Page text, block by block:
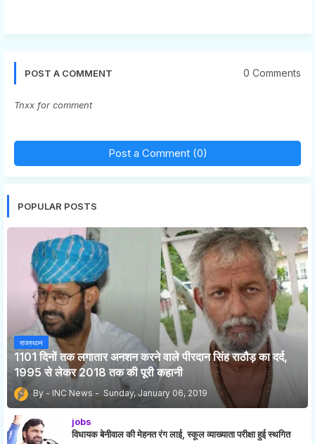
POST A COMMENT 0 Comments
Tnxx for comment
Post a Comment (0)
POPULAR POSTS
राजस्थान
1101 दिनों तक लगातार अनशन करने वाले पीरदान सिंह राठौड़ का दर्द,
1995 से लेकर 2018 तक की पूरी कहानी
INC News Sunday, January 06, 2019
jobs
विधायक बेनीवाल की मेहनत रंग लाई, स्कूल व्याख्याता परीक्षा हुई स्थगित